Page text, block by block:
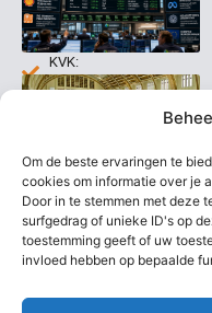
Om de beste ervaringen te
cookies om informatie over je
Door in te stemmen met deze
surfgedrag of unieke ID's op
toestemming geeft of uw
invloed hebben op bepaalde
abonnement
kiezen
info@beurstrader.nl
KVK:
99197022